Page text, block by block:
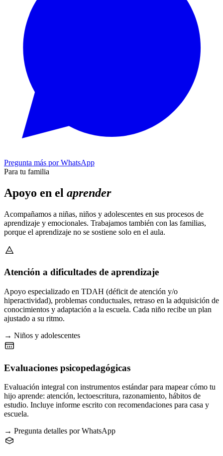
Pregunta más por WhatsApp
Para tu familia
Apoyo en el aprender
Acompañamos a niñas, niños y adolescentes en sus procesos de
aprendizaje y emocionales. Trabajamos también con las familias,
porque el aprendizaje no se sostiene solo en el aula.
Atención a dificultades de aprendizaje
Apoyo especializado en TDAH (déficit de atención y/o
hiperactividad), problemas conductuales, retraso en la adquisición de
conocimientos y adaptación a la escuela. Cada niño recibe un plan
ajustado a su ritmo.
→ Niños y adolescentes
Evaluaciones psicopedagógicas
Evaluación integral con instrumentos estándar para mapear cómo tu
hijo aprende: atención, lectoescritura, razonamiento, hábitos de
estudio. Incluye informe escrito con recomendaciones para casa y
escuela.
→ Pregunta detalles por WhatsApp